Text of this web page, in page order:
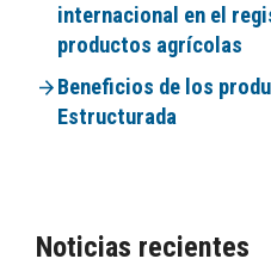
internacional en el
productos agrícolas
Beneficios de los
Estructurada
Noticias recientes